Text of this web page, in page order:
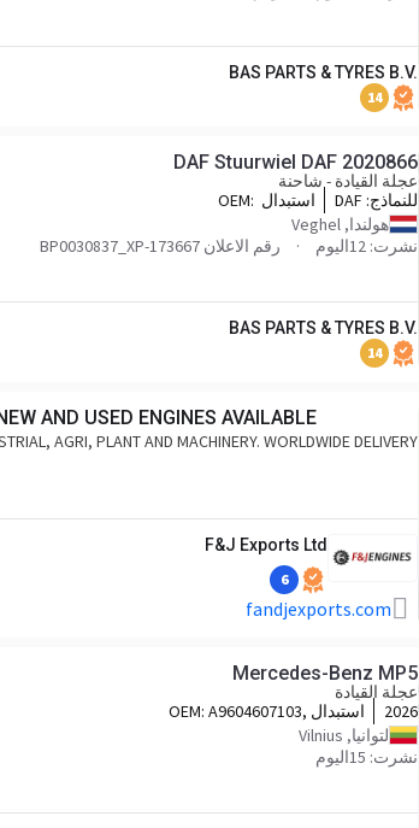
BAS PARTS & TYRES B.V.
14
DAF Stuurwiel DAF 2020866
عجلة القيادة - شاحنة
للنماذج: DAF
استبدال OEM:
هولندا, Veghel
نشرت: 12اليوم
رقم الاعلان BP0030837_XP-173667
BAS PARTS & TYRES B.V.
14
AND USED ENGINES AVAILABLE
AGRI, PLANT AND MACHINERY. WORLDWIDE DELIVERY
F&J Exports Ltd
6
fandjexports.com
Mercedes-Benz MP5
عجلة القيادة
2026
استبدال OEM: A9604607103,
A9604606103, A9604608703,
A9608201490, A9608202690
لتوانيا, Vilnius
نشرت: 15اليوم